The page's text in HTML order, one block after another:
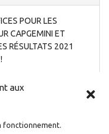
aux
fonctionnement.
POUR LES
CAPGEMINI ET
RÉSULTATS 2021